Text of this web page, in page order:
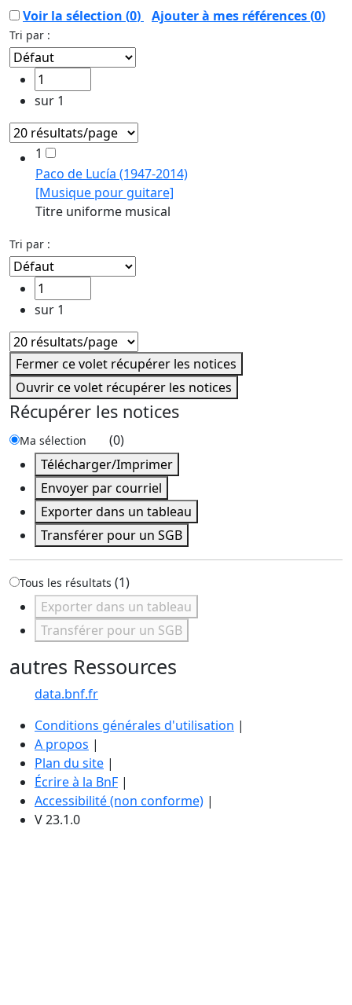
Voir la sélection (0) Ajouter à mes références(0)
Tri par :
sur 1
1
Paco de Lucía (1947-2014)
[Musique pour guitare]
Titre uniforme musical
Tri par :
sur 1
Fermer ce volet récupérer les notices
Ouvrir ce volet récupérer les notices
Récupérer les notices
Ma sélection (0)
Télécharger/Imprimer
Envoyer par courriel
Exporter dans un tableau
Transférer pour un SGB
Tous les résultats (1)
Exporter dans un tableau
Transférer pour un SGB
autres Ressources
data.bnf.fr
Conditions générales d'utilisation |
A propos |
Plan du site |
Écrire à la BnF |
Accessibilité (non conforme) |
V 23.1.0